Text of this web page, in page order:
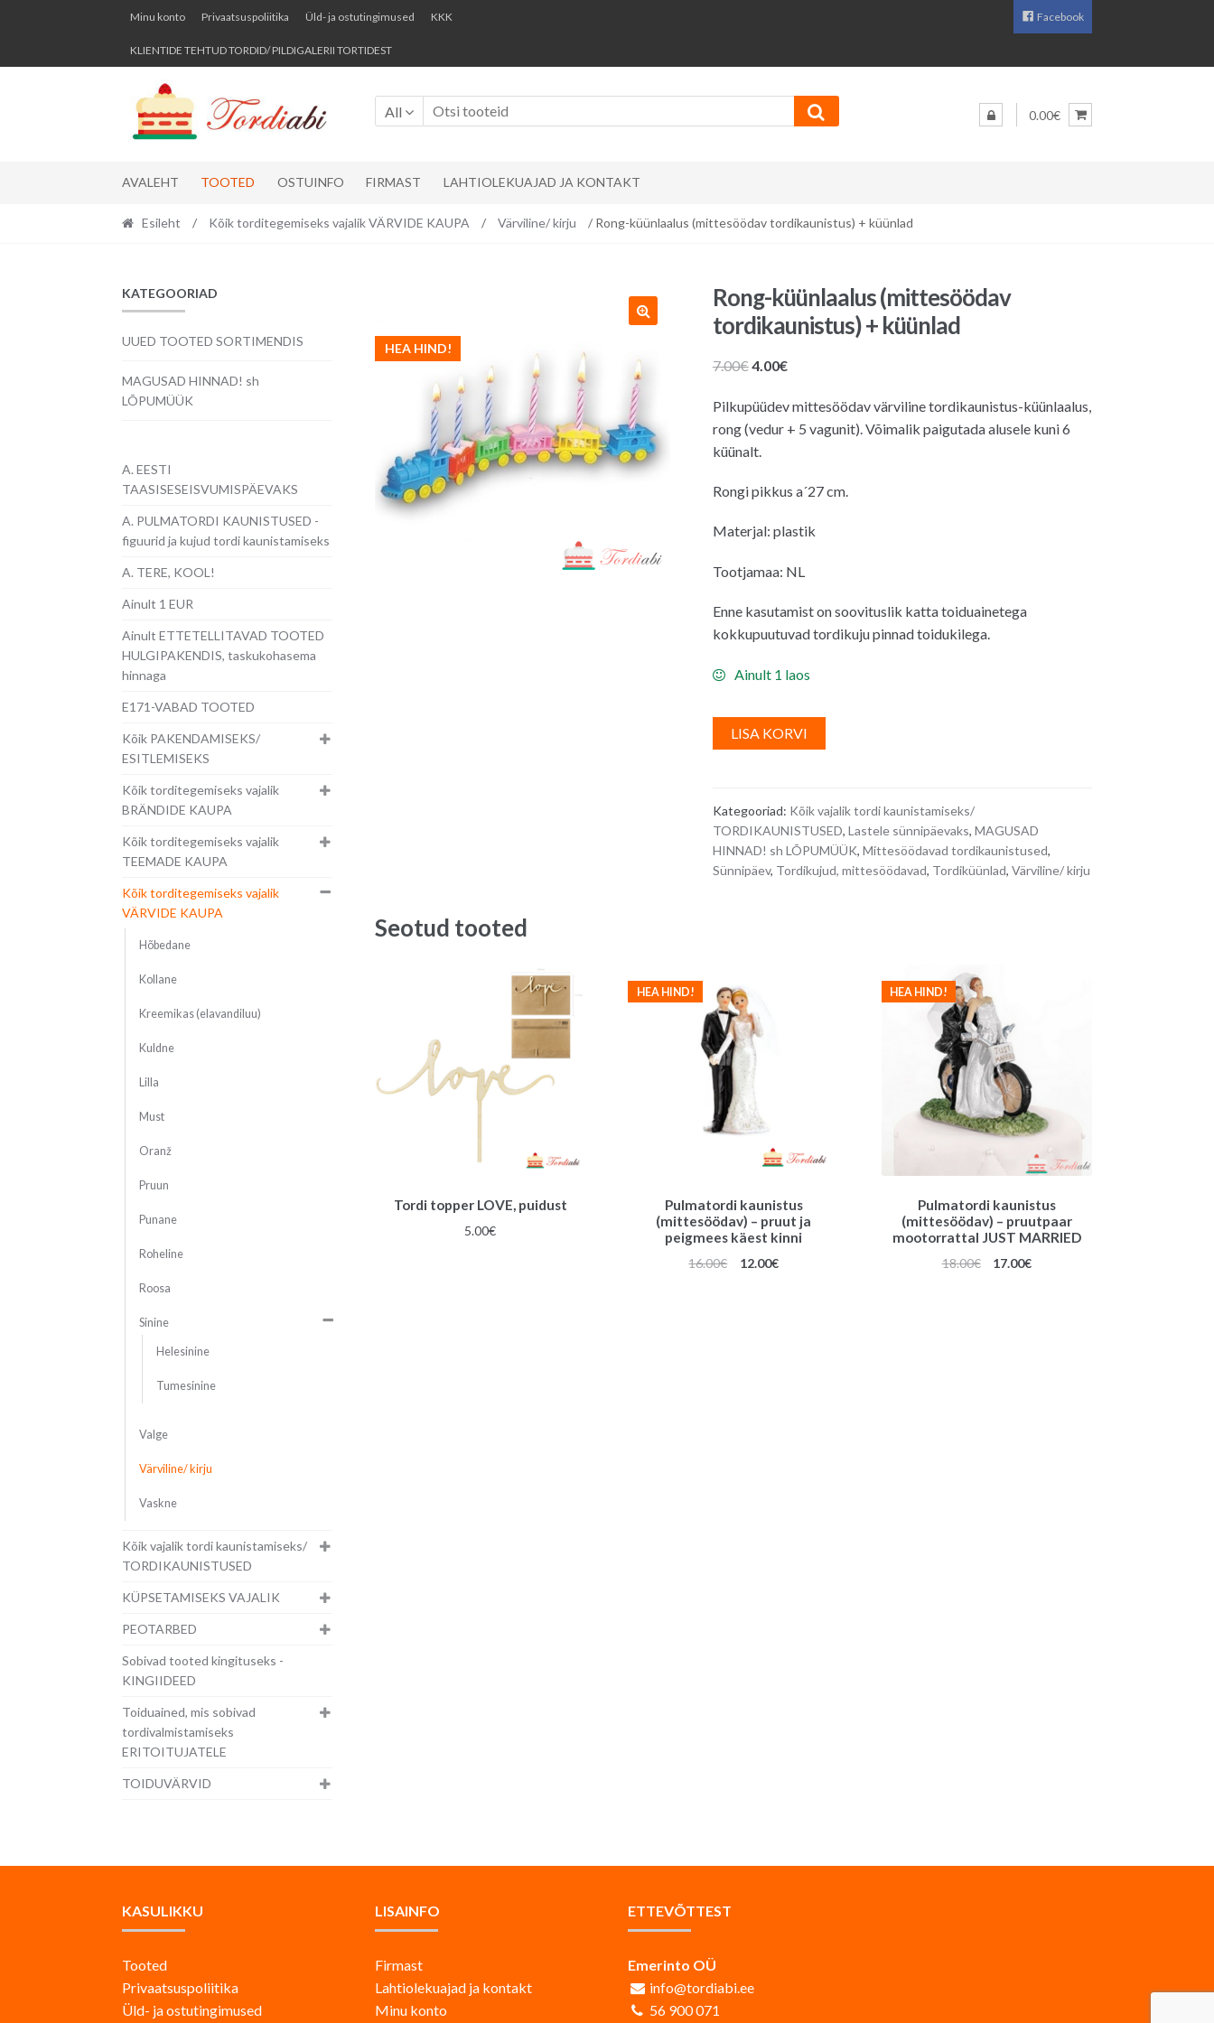
Skip
navigation
Skip
content
Minu konto Privaatsuspoliitika Üld- ja ostutingimused KKK
KLIENTIDE TEHTUD TORDID/ PILDIGALERII TORTIDEST
Facebook
All 0.00€
AVALEHT TOOTED OSTUINFO FIRMAST LAHTIOLEKUAJAD JA KONTAKT
Esileht / Kõik torditegemiseks vajalik VÄRVIDE KAUPA / Värviline/ kirju / Rong-küünlaalus (mittesöödav tordikaunistus) + küünlad
HEA HIND!
Rong-küünlaalus (mittesöödav
tordikaunistus) + küünlad
7.00€Algne
oli:
7.00€.
4.00€Praegune
on:
4.00€.
Pilkupüüdev mittesöödav värviline tordikaunistus-küünlaalus,
rong (vedur + 5 vagunit). Võimalik paigutada alusele kuni 6
küünalt.
Rongi pikkus a´27 cm.
Materjal: plastik
Tootjamaa: NL
Enne kasutamist on soovituslik katta toiduainetega
kokkupuutuvad tordikuju pinnad toidukilega.
Ainult 1 laos
LISA KORVI
l
r
n
Kategooriad: Kõik vajalik tordi kaunistamiseks/
TORDIKAUNISTUSED, Lastele sünnipäevaks, MAGUSAD
HINNAD! sh LÕPUMÜÜK, Mittesöödavad tordikaunistused,
Sünnipäev, Tordikujud, mittesöödavad, Tordiküünlad, Värviline/ kirju
Seotud tooted
Tordi topper LOVE, puidust
5.00€
Pulmatordi kaunistus
(mittesöödav) – pruut ja
peigmees käest kinni
HEA HIND!
16.00€
Algne
12.00€Praegune
Pulmatordi kaunistus
(mittesöödav) – pruutpaar
mootorrattal JUST MARRIED
HEA HIND!
18.00€
Algne
17.00€Praegune
KATEGOORIAD
UUED TOOTED SORTIMENDIS
MAGUSAD HINNAD! sh
LÕPUMÜÜK
A. EESTI
TAASISESEISVUMISPÄEVAKS
A. PULMATORDI KAUNISTUSED -
figuurid ja kujud tordi kaunistamiseks
A. TERE, KOOL!
Ainult 1 EUR
Ainult ETTETELLITAVAD TOOTED
HULGIPAKENDIS, taskukohasema
hinnaga
E171-VABAD TOOTED
Kõik PAKENDAMISEKS/
ESITLEMISEKS
Kõik torditegemiseks vajalik
BRÄNDIDE KAUPA
Kõik torditegemiseks vajalik
TEEMADE KAUPA
Kõik torditegemiseks vajalik
VÄRVIDE KAUPA
Hõbedane
Kollane
Kreemikas (elavandiluu)
Kuldne
Lilla
Must
Oranž
Pruun
Punane
Roheline
Roosa
Sinine
Helesinine
Tumesinine
Valge
Värviline/ kirju
Vaskne
Kõik vajalik tordi kaunistamiseks/
TORDIKAUNISTUSED
KÜPSETAMISEKS VAJALIK
PEOTARBED
Sobivad tooted kingituseks -
KINGIIDEED
Toiduained, mis sobivad
tordivalmistamiseks
ERITOITUJATELE
TOIDUVÄRVID
KASULIKKU
Tooted
Privaatsuspoliitika
Üld- ja ostutingimused
LISAINFO
Firmast
Lahtiolekuajad ja kontakt
Minu konto
ETTEVÕTTEST
Emerinto OÜ
info@tordiabi.ee
56 900 071